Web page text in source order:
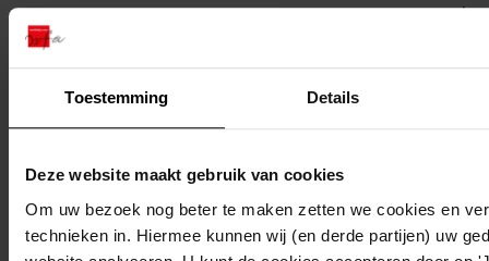
Toestemming Details
Deze website maakt gebruik van cookies
Om uw bezoek nog beter te maken zetten we cookies en
technieken in. Hiermee kunnen wij (en derde partijen) uw
andijk
andijk
andijk,
oosterdijk